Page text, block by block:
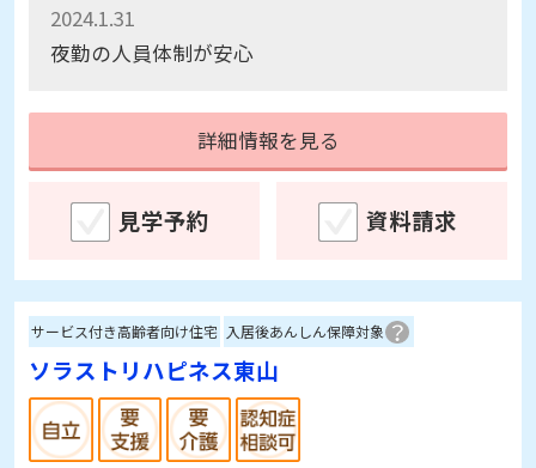
2024.1.31
夜勤の人員体制が安心
詳細情報を見る
見学予約 資料請求
サービス付き高齢者向け住宅 入居後あんしん保障対象
ソラストリハピネス東山